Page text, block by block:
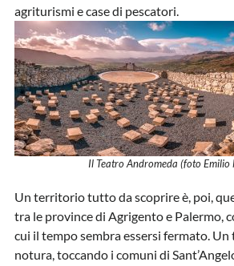
agriturismi e case di pescatori.
Il Teatro Andromeda (foto Emilio
Un territorio tutto da scoprire è, poi,
tra le province di Agrigento e Palermo,
cui il tempo sembra essersi fermato.
notura, toccando i comuni di